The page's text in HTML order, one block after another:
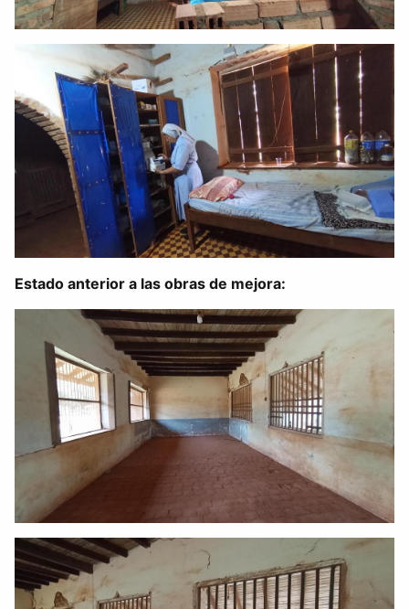
Estado anterior a las obras de mejora: